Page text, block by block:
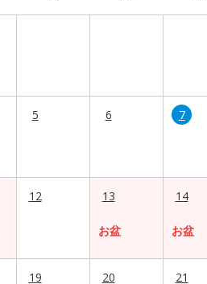
5 6 7
12 13
お盆
14
お盆
19 20 21